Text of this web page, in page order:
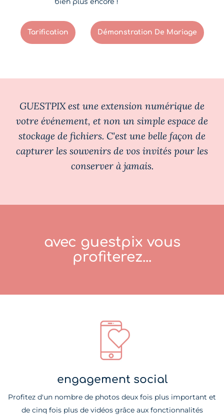
bien plus encore !
Tarification Démonstration De Mariage
GUESTPIX est une extension numérique de
votre événement, et non un simple espace de
stockage de fichiers. C'est une belle façon de
capturer les souvenirs de vos invités pour les
conserver à jamais.
avec guestpix vous
profiterez...
engagement social
Profitez d'un nombre de photos deux fois plus important et
de cinq fois plus de vidéos grâce aux fonctionnalités